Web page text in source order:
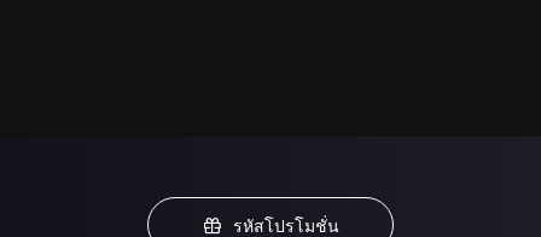
รหัสโปรโมชั่น